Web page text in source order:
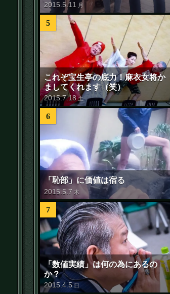
2015 5.11 月
5
これぞ宝生亭の底力！麻衣女将か
ましてくれます（笑）
2015.7.18 土
6
「恥部」に価値は宿る
2015 .5 .7 木
7
「数値実績」は何の為にあるの
か？
2015 .4.5 日